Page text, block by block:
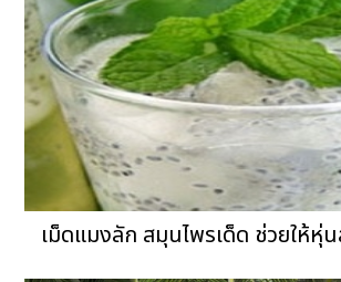
เม็ดแมงลัก สมุนไพรเด็ด ช่วยให้หุ่